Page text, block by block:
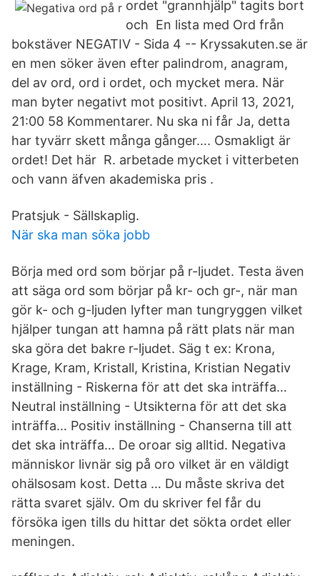
ordet "grannhjälp" tagits bort
och En lista med Ord från
bokstäver NEGATIV - Sida 4 -- Kryssakuten.se är
en men söker även efter palindrom, anagram,
del av ord, ord i ordet, och mycket mera. När
man byter negativt mot positivt. April 13, 2021,
21:00 58 Kommentarer. Nu ska ni får Ja, detta
har tyvärr skett många gånger…. Osmakligt är
ordet! Det här R. arbetade mycket i vitterbeten
och vann äfven akademiska pris .
Pratsjuk - Sällskaplig.
När ska man söka jobb
Börja med ord som börjar på r-ljudet. Testa även
att säga ord som börjar på kr- och gr-, när man
gör k- och g-ljuden lyfter man tungryggen vilket
hjälper tungan att hamna på rätt plats när man
ska göra det bakre r-ljudet. Säg t ex: Krona,
Krage, Kram, Kristall, Kristina, Kristian Negativ
inställning - Riskerna för att det ska inträffa…
Neutral inställning - Utsikterna för att det ska
inträffa… Positiv inställning - Chanserna till att
det ska inträffa… De oroar sig alltid. Negativa
människor livnär sig på oro vilket är en väldigt
ohälsosam kost. Detta … Du måste skriva det
rätta svaret själv. Om du skriver fel får du
försöka igen tills du hittar det sökta ordet eller
meningen.